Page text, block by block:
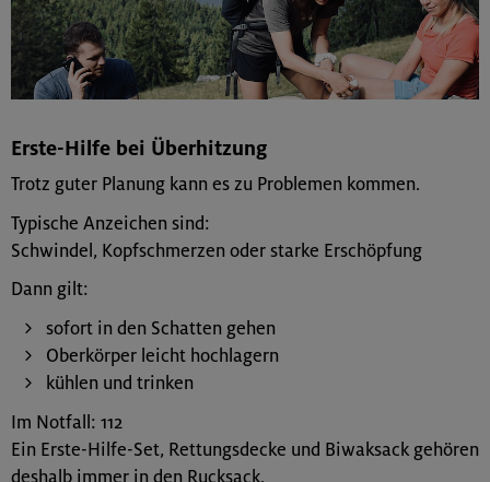
Erste-Hilfe bei Überhitzung
Trotz guter Planung kann es zu Problemen kommen.
Typische Anzeichen sind:
Schwindel, Kopfschmerzen oder starke Erschöpfung
Dann gilt:
sofort in den Schatten gehen
Oberkörper leicht hochlagern
kühlen und trinken
Im Notfall: 112
Ein Erste-Hilfe-Set, Rettungsdecke und Biwaksack gehören